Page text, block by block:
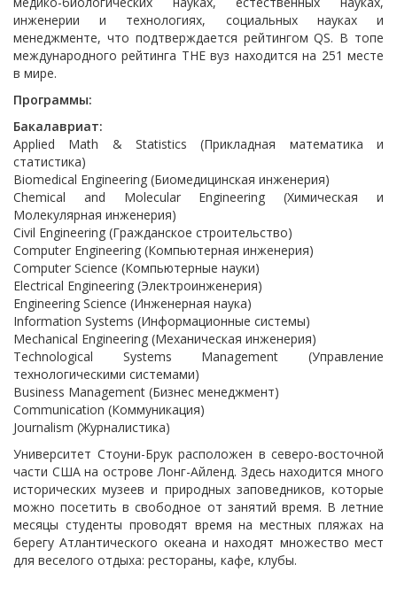
инженерии и технологиях, социальных науках и
менеджменте, что подтверждается рейтингом QS. В топе
международного рейтинга THE вуз находится на 251 месте
в мире.
Программы:
Бакалавриат:
Applied Math & Statistics (Прикладная математика и
статистика)
Biomedical Engineering (Биомедицинская инженерия)
Chemical and Molecular Engineering (Химическая и
Молекулярная инженерия)
Civil Engineering (Гражданское строительство)
Computer Engineering (Компьютерная инженерия)
Computer Science (Компьютерные науки)
Electrical Engineering (Электроинженерия)
Engineering Science (Инженерная наука)
Information Systems (Информационные системы)
Mechanical Engineering (Механическая инженерия)
Technological Systems Management (Управление
технологическими системами)
Business Management (Бизнес менеджмент)
Communication (Коммуникация)
Journalism (Журналистика)
Университет Стоуни-Брук расположен в северо-восточной
части США на острове Лонг-Айленд. Здесь находится много
исторических музеев и природных заповедников, которые
можно посетить в свободное от занятий время. В летние
месяцы студенты проводят время на местных пляжах на
берегу Атлантического океана и находят множество мест
для веселого отдыха: рестораны, кафе, клубы.